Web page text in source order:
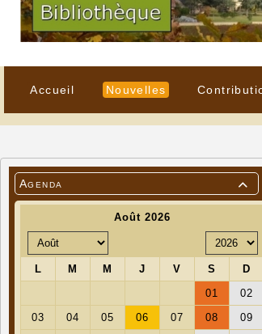
Accueil Nouvelles

Agenda